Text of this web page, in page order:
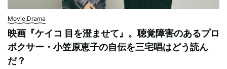
Movie,Drama
映画『ケイコ 目を澄ませて』。聴覚障害のあるプロ
ボクサー・小笠原恵子の自伝を三宅唱はどう読ん
だ？